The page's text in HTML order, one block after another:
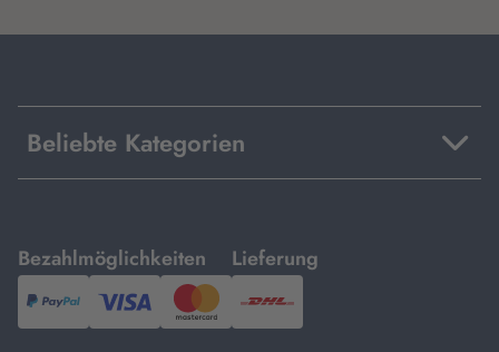
Beliebte Kategorien
Bezahlmöglichkeiten
mit
PayPal,Visa
und
Lieferung
mit
DHL.